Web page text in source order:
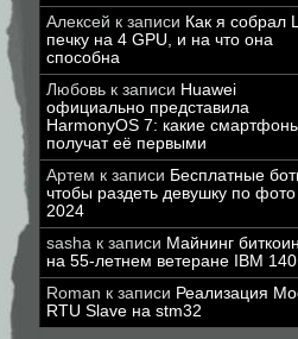
Алексей к записи Как я собрал
печку на 4 GPU, и на что она
способна
Любовь к записи Huawei
официально представила
HarmonyOS 7: какие
получат её первыми
Артем к записи Бесплатные
чтобы раздеть девушку по фото
2024
sasha к записи Майнинг
на 55-летнем ветеране IBM
Roman к записи Реализация
RTU Slave на stm32